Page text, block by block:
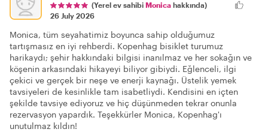
(Yerel ev sahibi Monica hakkında)
26 July 2026
Monica, tüm seyahatimiz boyunca sahip olduğumuz
tartışmasız en iyi rehberdi. Kopenhag bisiklet turumuz
harikaydı; şehir hakkındaki bilgisi inanılmaz ve her sokağın ve
köşenin arkasındaki hikayeyi biliyor gibiydi. Eğlenceli, ilgi
çekici ve gerçek bir neşe ve enerji kaynağı. Üstelik yemek
tavsiyeleri de kesinlikle tam isabetliydi. Kendisini en içten
şekilde tavsiye ediyoruz ve hiç düşünmeden tekrar onunla
rezervasyon yapardık. Teşekkürler Monica, Kopenhag'ı
unutulmaz kıldın!